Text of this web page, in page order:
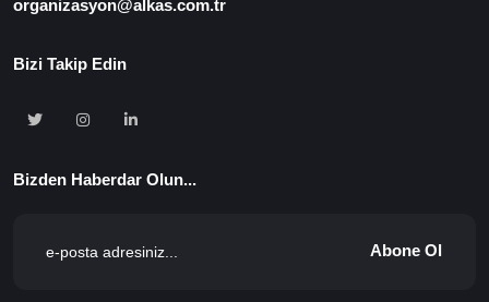
organizasyon@alkas.com.tr
Bizi Takip Edin
Bizden Haberdar Olun...
Abone Ol